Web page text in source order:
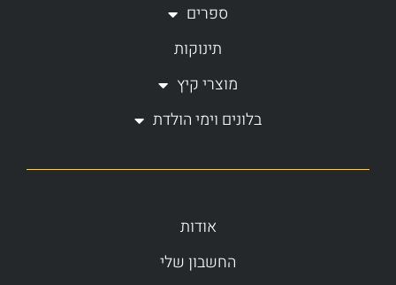
ספרים
תינוקות
מוצרי קיץ
בלונים וימי הולדת
אודות
החשבון שלי